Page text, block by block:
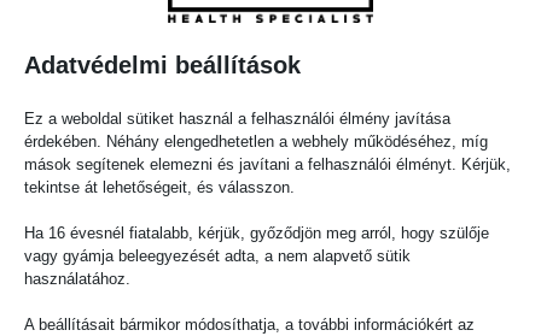
hogy ne csak a nagy bummokat rakjuk ki ). -10 kiló, de
Adatvédelmi beállítások
Ez a weboldal sütiket használ a felhasználói élmény javítása
érdekében. Néhány elengedhetetlen a webhely működéséhez, míg
mások segítenek elemezni és javítani a felhasználói élményt. Kérjük,
tekintse át lehetőségeit, és válasszon.
Ha 16 évesnél fiatalabb, kérjük, győződjön meg arról, hogy szülője
vagy gyámja beleegyezését adta, a nem alapvető sütik
használatához.
A beállításait bármikor módosíthatja, a további információkért az